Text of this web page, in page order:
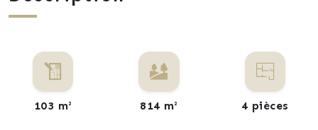
103 m² 814 m² 4 pièces